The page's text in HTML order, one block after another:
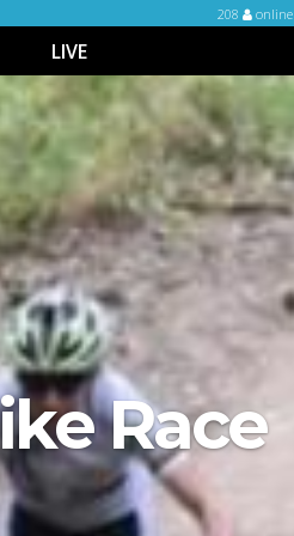
208 online
LIVE
Race